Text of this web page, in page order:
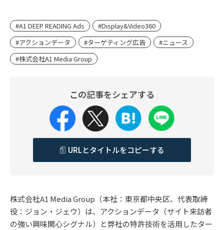
#A1 DEEP READING Ads
#Display&Video360
#アクションデータ
#ターゲティング広告
#ニュース
#株式会社A1 Media Group
この記事をシェアする
URLとタイトルをコピーする
株式会社A1 Media Group（本社：東京都中央区、代表取締
役：ジョン・ジェウ）は、アクションデータ（サイト来訪者
の強い興味関心シグナル）と弊社の特許技術を活用したター